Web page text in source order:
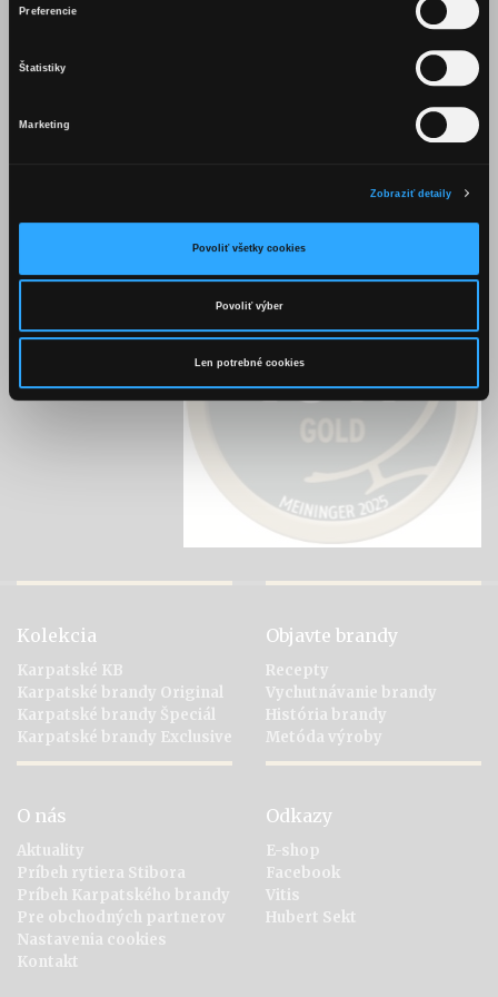
Preferencie
Štatistiky
Marketing
Zobraziť detaily
Povoliť všetky cookies
Povoliť výber
Len potrebné cookies
Kolekcia
Karpatské KB
Karpatské brandy Original
Karpatské brandy Špeciál
Karpatské brandy Exclusive
Objavte brandy
Recepty
Vychutnávanie brandy
História brandy
Metóda výroby
O nás
Aktuality
Príbeh rytiera Stibora
Príbeh Karpatského brandy
Pre obchodných partnerov
Nastavenia cookies
Kontakt
Odkazy
E-shop
Facebook
Vitis
Hubert Sekt